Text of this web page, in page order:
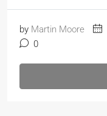
by Martin Moore
0